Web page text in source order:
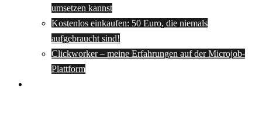
umsetzen kannst
Kostenlos einkaufen: 50 Euro, die niemals
aufgebraucht sind!
Clickworker – meine Erfahrungen auf der Microjob-
Plattform